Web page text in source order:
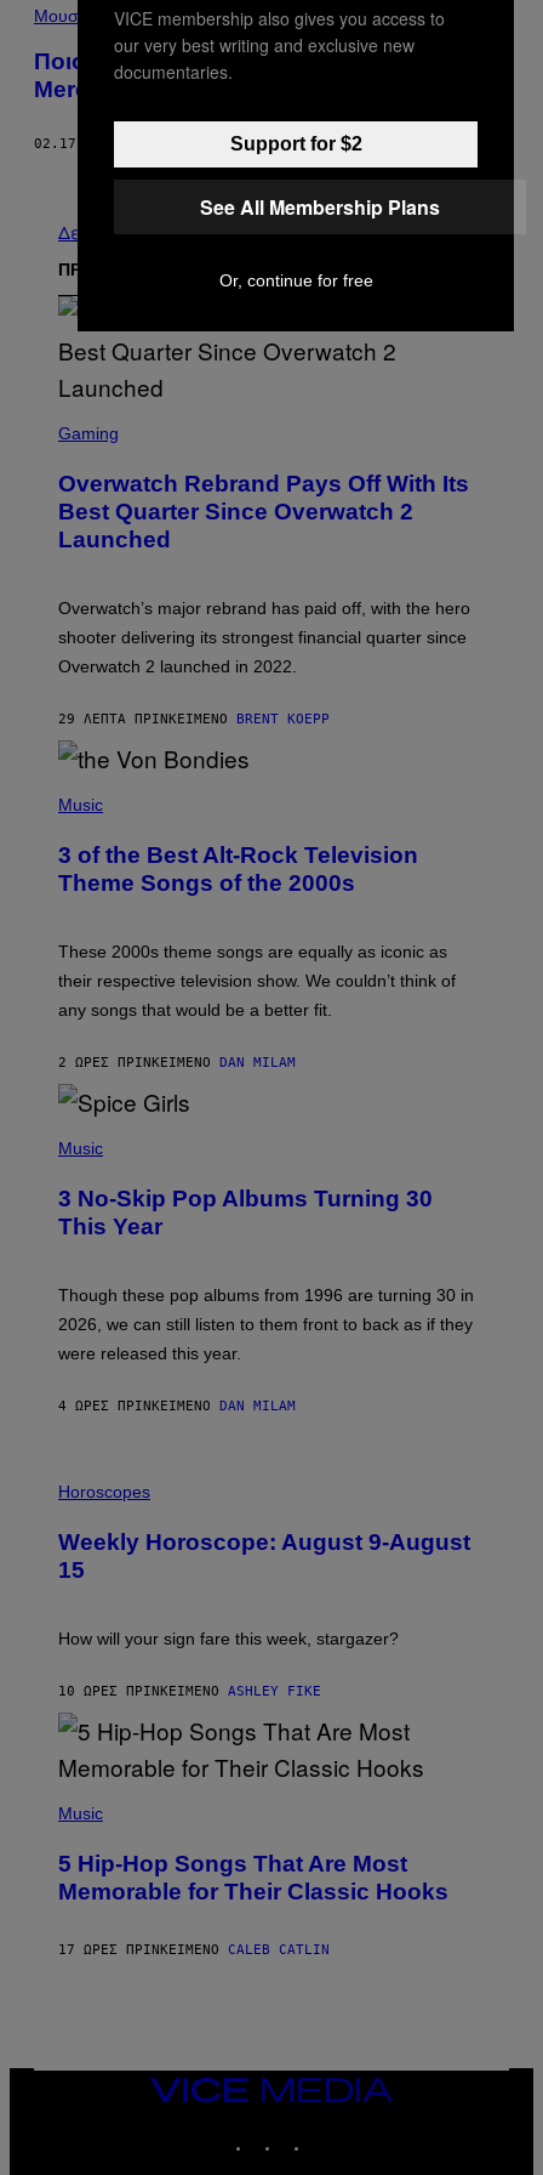
Μουσική
Ποιος Ήταν Τελικά ο Αινιγματικός Freddie
Mercury;
02.17.15 ΔΆΦΝΗ ΠΑΣΣΊΣΗ-ΚΟΚΌΤ
ΝεότεραΠαλαιά
Δείτε τα όλα
ΠΡΟΣΦΑΤΑ
C
E
N
S
B
L
Z
R
D
Gaming
Overwatch Rebrand Pays Off With Its
Best Quarter Since Overwatch 2
Launched
Overwatch’s major rebrand has paid off, with the hero
shooter delivering its strongest financial quarter since
Overwatch 2 launched in 2022.
29 ΛΕΠΤΆ ΠΡΙΝ ΚΕΊΜΕΝΟ BRENT KOEPP
H
O
B
Y
M
E
C
A
T
/
R
E
I
G
Music
3 of the Best Alt-Rock Television
Theme Songs of the 2000s
These 2000s theme songs are equally as iconic as
their respective television show. We couldn’t think of
any songs that would be a better fit.
2 ΏΡΕΣ ΠΡΙΝ ΚΕΊΜΕΝΟ DAN MILAM
H
O
B
Y
M
O
E
/
Y
A
G
E
Music
3 No-Skip Pop Albums Turning 30
This Year
Though these pop albums from 1996 are turning 30 in
2026, we can still listen to them front to back as if they
were released this year.
4 ΏΡΕΣ ΠΡΙΝ ΚΕΊΜΕΝΟ DAN MILAM
L
S
T
R
I
B
R
E
S
Horoscopes
Weekly Horoscope: August 9-August
15
How will your sign fare this week, stargazer?
10 ΏΡΕΣ ΠΡΙΝ ΚΕΊΜΕΝΟ ASHLEY FIKE
P
T
O
B
T
Music
5 Hip-Hop Songs That Are Most
Memorable for Their Classic Hooks
17 ΏΡΕΣ ΠΡΙΝ ΚΕΊΜΕΝΟ CALEB CATLIN
VICE
MEDIA
VICE membership also gives you access to
our very best writing and exclusive new
documentaries.
Support for $2
See All Membership Plans
Or, continue for free